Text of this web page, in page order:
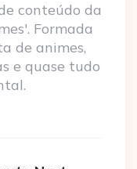
conteúdo da
Formada
de animes,
e quase tudo